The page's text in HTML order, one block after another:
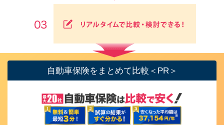
自動車保険をまとめて比較＜PR＞